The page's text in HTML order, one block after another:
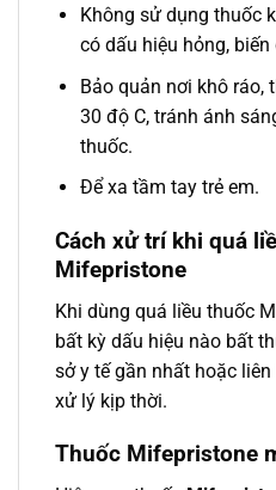
Không sử dụng thuốc
có dấu hiệu hỏng,
Bảo quản nơi khô ráo,
30 độ C, tránh ánh
thuốc.
Để xa tầm tay trẻ em.
Cách xử trí khi quá
Mifepristone
Khi dùng quá liều thuốc
bất kỳ dấu hiệu nào bất
sở y tế gần nhất hoặc
xử lý kịp thời.
Thuốc Mifepristone